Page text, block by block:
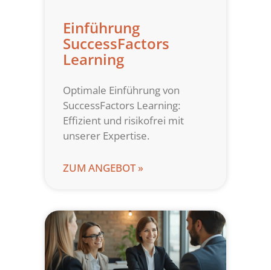
Einführung
SuccessFactors
Learning
Optimale Einführung von
SuccessFactors Learning:
Effizient und risikofrei mit
unserer Expertise.
ZUM ANGEBOT »